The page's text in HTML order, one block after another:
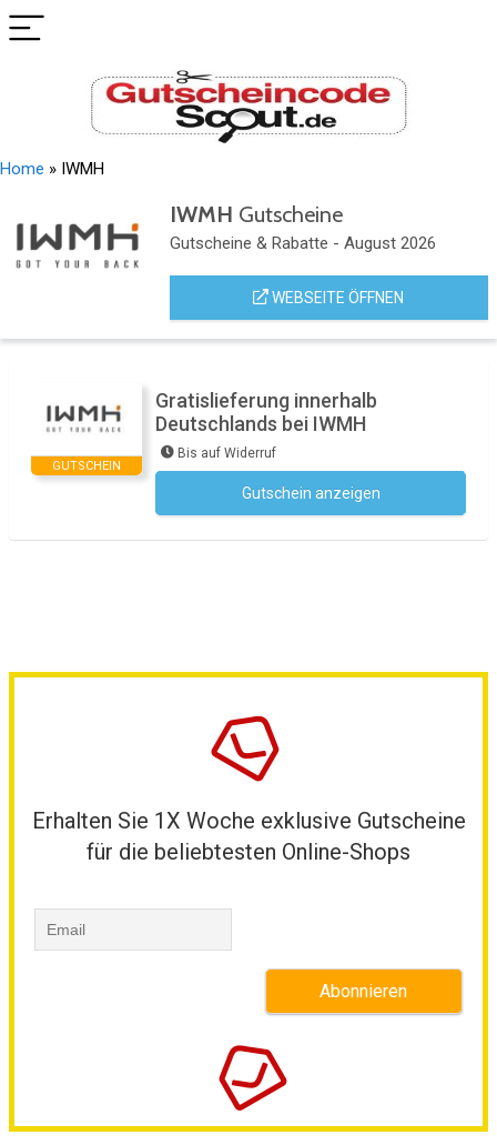
Home » IWMH
IWMH Gutscheine
Gutscheine & Rabatte - August 2026
WEBSEITE ÖFFNEN
GUTSCHEIN
Gratislieferung innerhalb
Deutschlands bei IWMH
Bis auf Widerruf
Gutschein anzeigen
Erhalten Sie 1X Woche exklusive Gutscheine
für die beliebtesten Online-Shops